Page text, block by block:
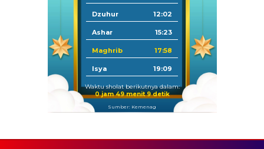
Dzuhur 12:02
Ashar 15:23
Maghrib 17:58
Isya 19:09
Waktu sholat berikutnya dalam:
0 jam 49 menit 8 detik
Sumber: Kemenag